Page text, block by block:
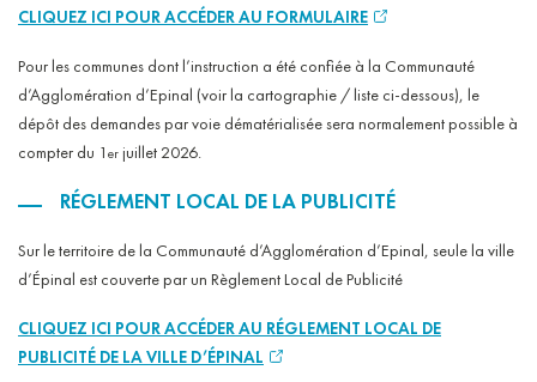
CLIQUEZ ICI POUR ACCÉDER AU FORMULAIRE
Pour les communes dont l’instruction a été confiée à la Communauté
d’Agglomération d’Epinal (voir la cartographie / liste ci-dessous), le
dépôt des demandes par voie dématérialisée sera normalement possible à
compter du 1er juillet 2026.
RÉGLEMENT LOCAL DE LA PUBLICITÉ
Sur le territoire de la Communauté d’Agglomération d’Epinal, seule la ville
d’Épinal est couverte par un Règlement Local de Publicité
CLIQUEZ ICI POUR ACCÉDER AU RÉGLEMENT LOCAL DE
PUBLICITÉ DE LA VILLE D’ÉPINAL